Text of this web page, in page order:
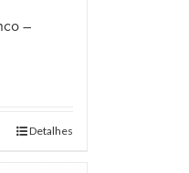
–
Detalhes